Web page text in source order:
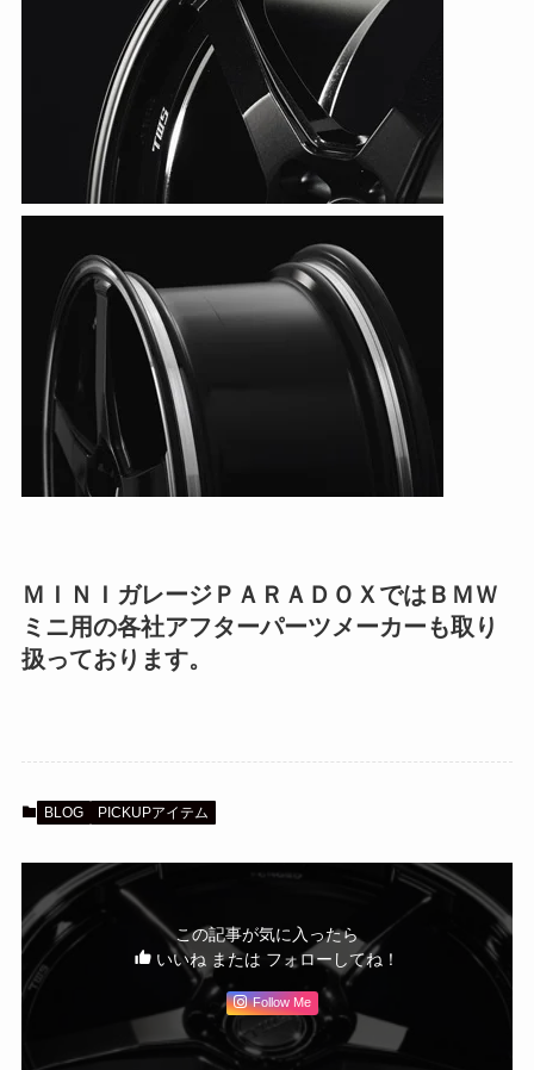
ＭＩＮＩガレージＰＡＲＡＤＯＸではＢＭＷ
ミニ用の各社アフターパーツメーカーも取り
扱っております。
BLOG PICKUPアイテム
この記事が気に入ったら
いいね または フォローしてね！
Follow Me